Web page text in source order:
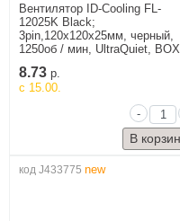
Вентилятор ID-Cooling FL-
12025K Black;
3pin,120x120x25мм, черный,
1250об / мин, UltraQuiet, BOX
8.73 р.
c 15.00.
-
код J433775 new